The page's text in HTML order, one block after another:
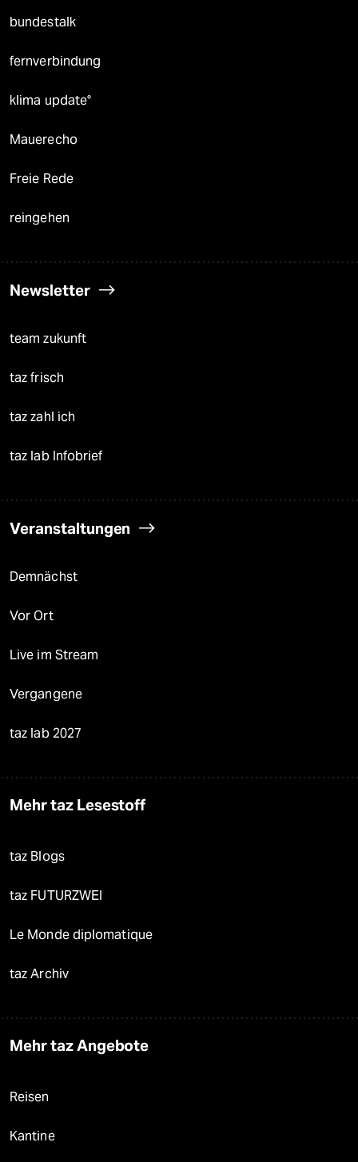
bundestalk
fernverbindung
klima update°
Mauerecho
Freie Rede
reingehen
Newsletter
team zukunft
taz frisch
taz zahl ich
taz lab Infobrief
Veranstaltungen
Demnächst
Vor Ort
Live im Stream
Vergangene
taz lab 2027
Mehr taz Lesestoff
taz Blogs
taz FUTURZWEI
Le Monde diplomatique
taz Archiv
Mehr taz Angebote
Reisen
Kantine